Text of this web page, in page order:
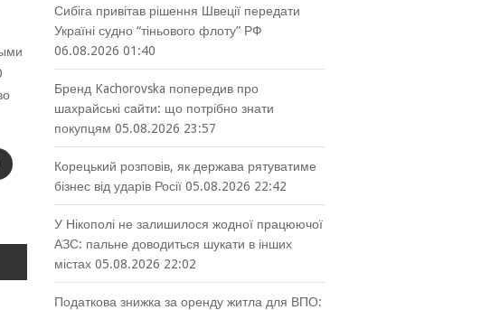
Сибіга привітав рішення Швеції передати
Україні судно “тіньового флоту” РФ
06.08.2026 01:40
Бренд Kachorovska попередив про
шахрайські сайти: що потрібно знати
покупцям 05.08.2026 23:57
Корецький розповів, як держава рятуватиме
бізнес від ударів Росії 05.08.2026 22:42
У Нікополі не залишилося жодної працюючої
АЗС: пальне доводиться шукати в інших
містах 05.08.2026 22:02
Податкова знижка за оренду житла для ВПО: